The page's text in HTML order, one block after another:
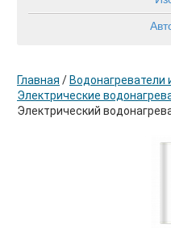
Главная / Водонагреватели
Электрические
Электрический